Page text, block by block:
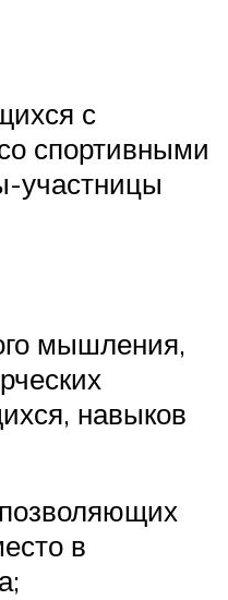
с
спортивными
участницы
мышления,
навыков
в